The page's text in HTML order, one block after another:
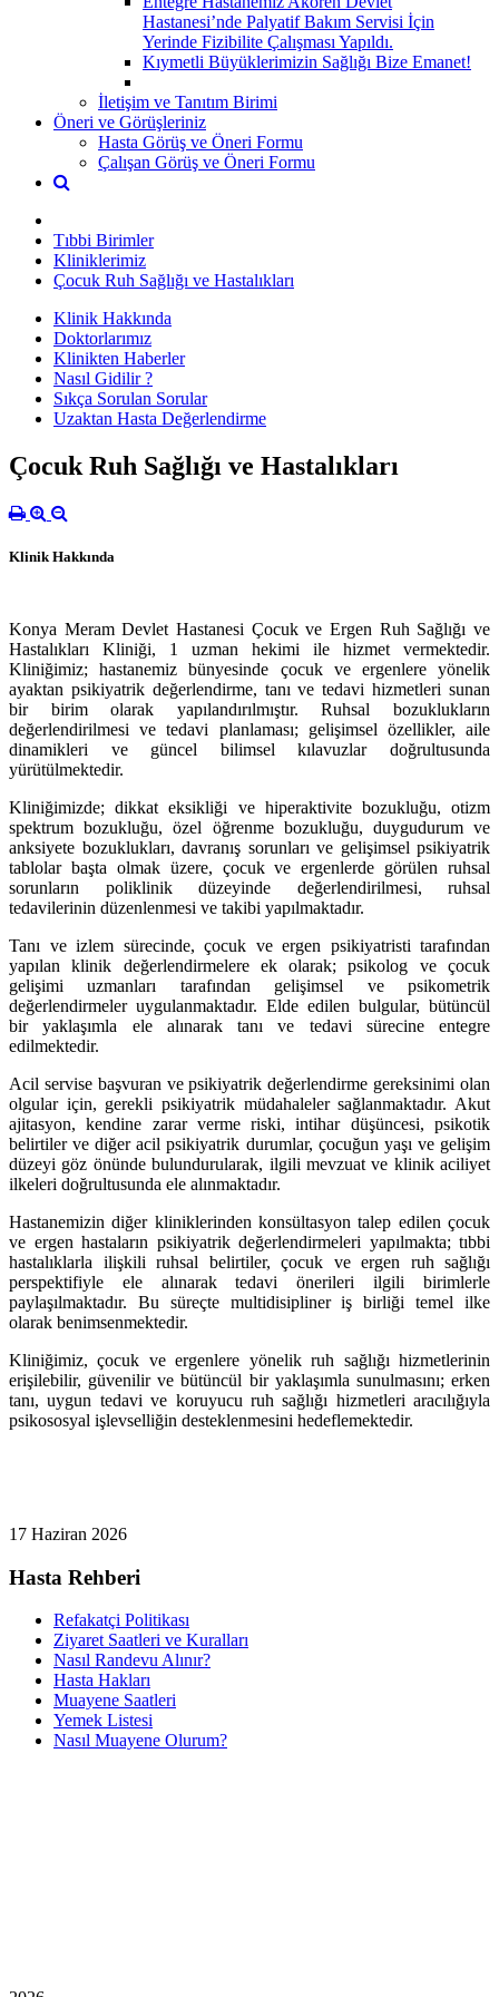
Hastanesi’nde Palyatif Bakım Servisi İçin
Yerinde Fizibilite Çalışması Yapıldı.
Kıymetli Büyüklerimizin Sağlığı Bize Emanet!
İletişim ve Tanıtım Birimi
Öneri ve Görüşleriniz
Hasta Görüş ve Öneri Formu
Çalışan Görüş ve Öneri Formu
Tıbbi Birimler
Kliniklerimiz
Çocuk Ruh Sağlığı ve Hastalıkları
Klinik Hakkında
Doktorlarımız
Klinikten Haberler
Nasıl Gidilir ?
Sıkça Sorulan Sorular
Uzaktan Hasta Değerlendirme
Çocuk Ruh Sağlığı ve Hastalıkları
Klinik Hakkında
Konya Meram Devlet Hastanesi Çocuk ve Ergen Ruh Sağlığı ve
Hastalıkları Kliniği, 1 uzman hekimi ile hizmet vermektedir.
Kliniğimiz; hastanemiz bünyesinde çocuk ve ergenlere yönelik
ayaktan psikiyatrik değerlendirme, tanı ve tedavi hizmetleri sunan
bir birim olarak yapılandırılmıştır. Ruhsal bozuklukların
değerlendirilmesi ve tedavi planlaması; gelişimsel özellikler, aile
dinamikleri ve güncel bilimsel kılavuzlar doğrultusunda
yürütülmektedir.
Kliniğimizde; dikkat eksikliği ve hiperaktivite bozukluğu, otizm
spektrum bozukluğu, özel öğrenme bozukluğu, duygudurum ve
anksiyete bozuklukları, davranış sorunları ve gelişimsel psikiyatrik
tablolar başta olmak üzere, çocuk ve ergenlerde görülen ruhsal
sorunların poliklinik düzeyinde değerlendirilmesi, ruhsal
tedavilerinin düzenlenmesi ve takibi yapılmaktadır.
Tanı ve izlem sürecinde, çocuk ve ergen psikiyatristi tarafından
yapılan klinik değerlendirmelere ek olarak; psikolog ve çocuk
gelişimi uzmanları tarafından gelişimsel ve psikometrik
değerlendirmeler uygulanmaktadır. Elde edilen bulgular, bütüncül
bir yaklaşımla ele alınarak tanı ve tedavi sürecine entegre
edilmektedir.
Acil servise başvuran ve psikiyatrik değerlendirme gereksinimi olan
olgular için, gerekli psikiyatrik müdahaleler sağlanmaktadır. Akut
ajitasyon, kendine zarar verme riski, intihar düşüncesi, psikotik
belirtiler ve diğer acil psikiyatrik durumlar, çocuğun yaşı ve gelişim
düzeyi göz önünde bulundurularak, ilgili mevzuat ve klinik aciliyet
ilkeleri doğrultusunda ele alınmaktadır.
Hastanemizin diğer kliniklerinden konsültasyon talep edilen çocuk
ve ergen hastaların psikiyatrik değerlendirmeleri yapılmakta; tıbbi
hastalıklarla ilişkili ruhsal belirtiler, çocuk ve ergen ruh sağlığı
perspektifiyle ele alınarak tedavi önerileri ilgili birimlerle
paylaşılmaktadır. Bu süreçte multidisipliner iş birliği temel ilke
olarak benimsenmektedir.
Kliniğimiz, çocuk ve ergenlere yönelik ruh sağlığı hizmetlerinin
erişilebilir, güvenilir ve bütüncül bir yaklaşımla sunulmasını; erken
tanı, uygun tedavi ve koruyucu ruh sağlığı hizmetleri aracılığıyla
psikososyal işlevselliğin desteklenmesini hedeflemektedir.
17 Haziran 2026
Hasta Rehberi
Refakatçi Politikası
Ziyaret Saatleri ve Kuralları
Nasıl Randevu Alınır?
Hasta Hakları
Muayene Saatleri
Yemek Listesi
Nasıl Muayene Olurum?